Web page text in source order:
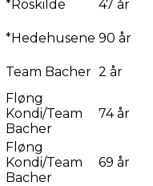
*Roskilde 47 år
*Hedehusene 90 år
Team Bacher 2 år
Fløng
Kondi/Team
Bacher
74 år
Fløng
Kondi/Team
Bacher
69 år